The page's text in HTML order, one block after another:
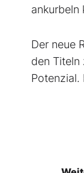
ankurbeln
Der neue
den
Potenzial.